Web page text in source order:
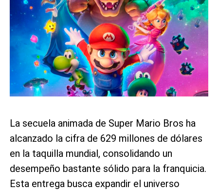
La secuela animada de Super Mario Bros ha
alcanzado la cifra de 629 millones de dólares
en la taquilla mundial, consolidando un
desempeño bastante sólido para la franquicia.
Esta entrega busca expandir el universo